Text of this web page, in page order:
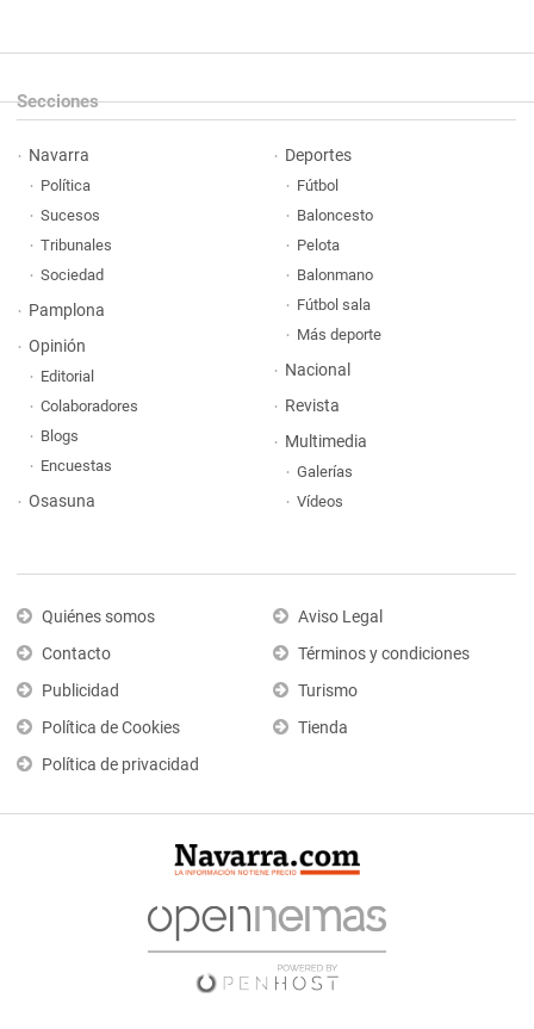
Secciones
Navarra
Política
Sucesos
Tribunales
Sociedad
Pamplona
Opinión
Editorial
Colaboradores
Blogs
Encuestas
Osasuna
Deportes
Fútbol
Baloncesto
Pelota
Balonmano
Fútbol sala
Más deporte
Nacional
Revista
Multimedia
Galerías
Vídeos
Quiénes somos
Contacto
Publicidad
Política de Cookies
Política de privacidad
Aviso Legal
Términos y condiciones
Turismo
Tienda